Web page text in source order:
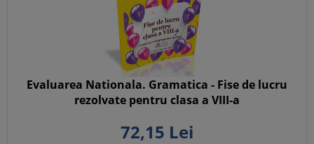
Evaluarea Nationala. Gramatica - Fise de lucru
rezolvate pentru clasa a VIII-a
72,15 Lei